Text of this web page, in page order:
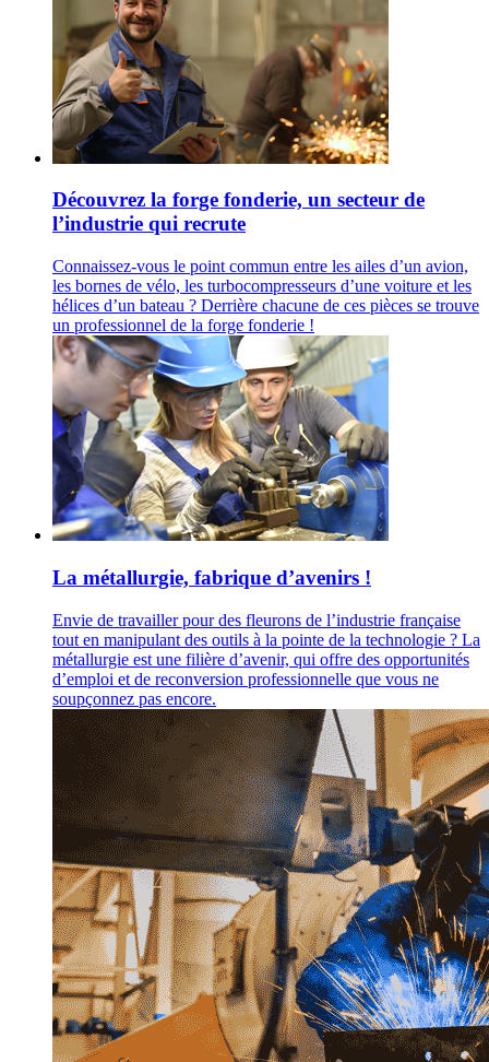
Découvrez la forge fonderie, un secteur de
l’industrie qui recrute
Connaissez-vous le point commun entre les ailes d’un avion,
les bornes de vélo, les turbocompresseurs d’une voiture et les
hélices d’un bateau ? Derrière chacune de ces pièces se trouve
un professionnel de la forge fonderie !
La métallurgie, fabrique d’avenirs !
Envie de travailler pour des fleurons de l’industrie française
tout en manipulant des outils à la pointe de la technologie ? La
métallurgie est une filière d’avenir, qui offre des opportunités
d’emploi et de reconversion professionnelle que vous ne
soupçonnez pas encore.